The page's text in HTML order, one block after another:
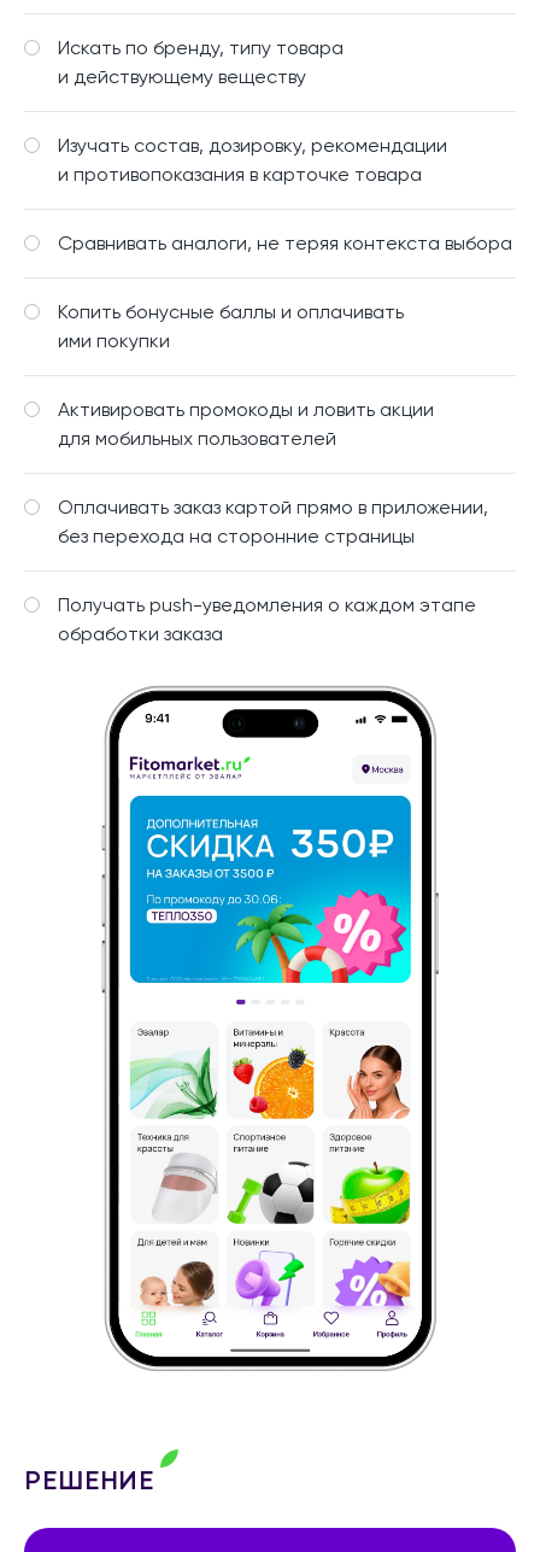
Искать по бренду, типу товара
и действующему веществу
Изучать состав, дозировку, рекомендации
и противопоказания в карточке товара
Сравнивать аналоги, не теряя контекста выбора
Копить бонусные баллы и оплачивать
ими покупки
Активировать промокоды и ловить акции
для мобильных пользователей
Оплачивать заказ картой прямо в приложении,
без перехода на сторонние страницы
Получать push-уведомления о каждом этапе
обработки заказа
РЕШЕНИЕ